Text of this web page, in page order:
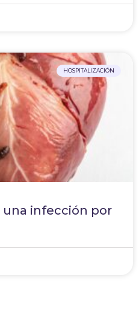
HOSPITALIZACIÓN
infección por